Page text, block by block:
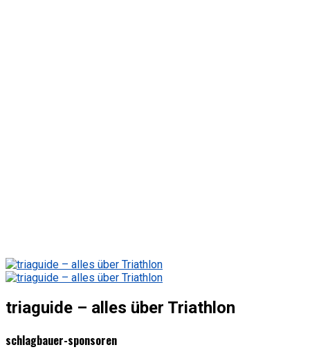
triaguide – alles über Triathlon
schlagbauer-sponsoren